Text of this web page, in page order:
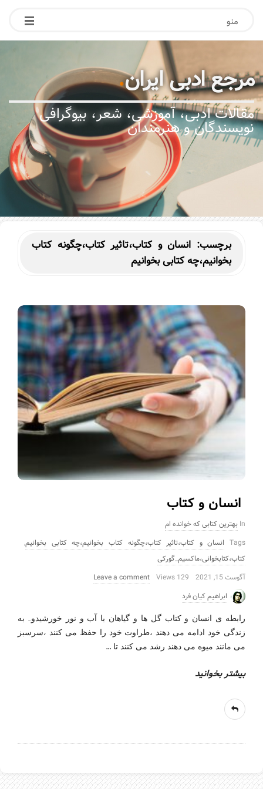
منو
مرجع ادبی ایران.
مقالات ادبی، آموزشی، شعر، بیوگرافی
نویسندگان و هنرمندان
برچسب: انسان و کتاب،تاثیر کتاب،چگونه کتاب
بخوانیم،چه کتابی بخوانیم
انسان و کتاب
In بهترین کتابی که خوانده ام
Tags انسان و کتاب،تاثیر کتاب،چگونه کتاب بخوانیم،چه کتابی بخوانیم,
کتاب،کتابخوانی،ماکسیم_گورکی
آگوست 15, 2021
129 Views
Leave a comment
ابراهیم کیان فرد
رابطه ی انسان و کتاب گل ها و گیاهان با آب و نور خورشیدو… به
زندگی خود ادامه می دهند ،طراوت خود را حفظ می کنند ،سرسبز
می مانند میوه می دهند رشد می کنند تا …
بیشتر بخوانید